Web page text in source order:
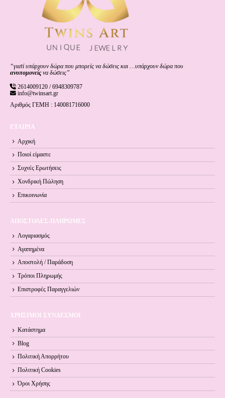
“γιατί υπάρχουν δώρα που μπορείς να δώσεις και …υπάρχουν δώρα που
ανυπομονείςνα δώσεις”
2614009120 / 6948309787
info@twinsart.gr
Αριθμός ΓΕΜΗ : 140081716000
ΕΤΑΙΡΙΑ
Αρχική
Ποιοί είμαστε
Συχνές Ερωτήσεις
Χονδρική Πώληση
Επικοινωνία
ΑΠΟΣΤΟΛΕΣ-ΠΛΗΡΩΜΕΣ
Λογαριασμός
Αγαπημένα
Αποστολή / Παράδοση
Τρόποι Πληρωμής
Επιστροφές Παραγγελιών
ΧΡΗΣΙΜΟΙ ΣΥΝΔΕΣΜΟΙ
Κατάστημα
Blog
Πολιτική Απορρήτου
Πολιτική Cookies
Όροι Xρήσης